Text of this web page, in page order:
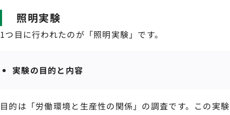
照明実験
1つ目に行われたのが「照明実験」です。
実験の目的と内容
目的は「労働環境と生産性の関係」の調査です。この実験